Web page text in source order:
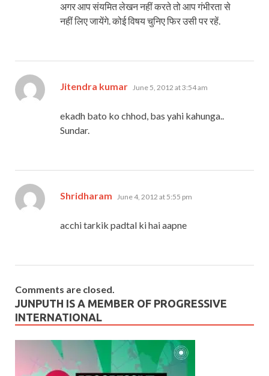
अगर आप संयमित लेखन नहीं करते तो आप गंभीरता से
नहीं लिए जायेंगे. कोई विषय चुनिए फिर उसी पर रहें.
Jitendra kumar says:
June 5, 2012 at 3:54 am
ekadh bato ko chhod, bas yahi kahunga..
Sundar.
Shridharam says:
June 4, 2012 at 5:55 pm
acchi tarkik padtal ki hai aapne
Comments are closed.
JUNPUTH IS A MEMBER OF PROGRESSIVE
INTERNATIONAL